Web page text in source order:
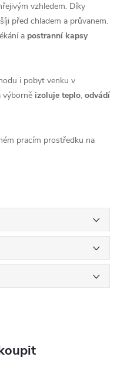
vzhledem. Díky
před chladem a průvanem.
a postranní kapsy
i pobyt venku v
výborně izoluje teplo, odvádí
pracím prostředku na